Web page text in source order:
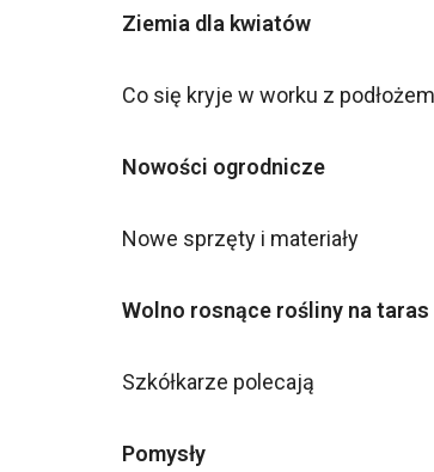
Ziemia dla kwiatów
Co się kryje w worku z podłożem
Nowości ogrodnicze
Nowe sprzęty i materiały
Wolno rosnące rośliny na taras
Szkółkarze polecają
Pomysły